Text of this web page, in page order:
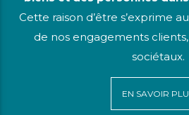
Cette raison d’être s’exprime
de nos engagements
sociétaux.
EN SAVOIR